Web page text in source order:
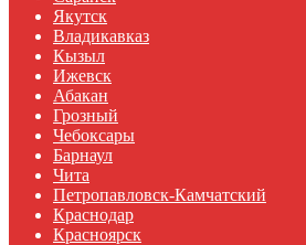
Якутск
Владикавказ
Кызыл
Ижевск
Абакан
Грозный
Чебоксары
Барнаул
Чита
Петропавловск-Камчатский
Краснодар
Красноярск